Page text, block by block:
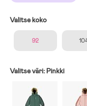
Valitse koko
92
Valitse väri: Pinkki